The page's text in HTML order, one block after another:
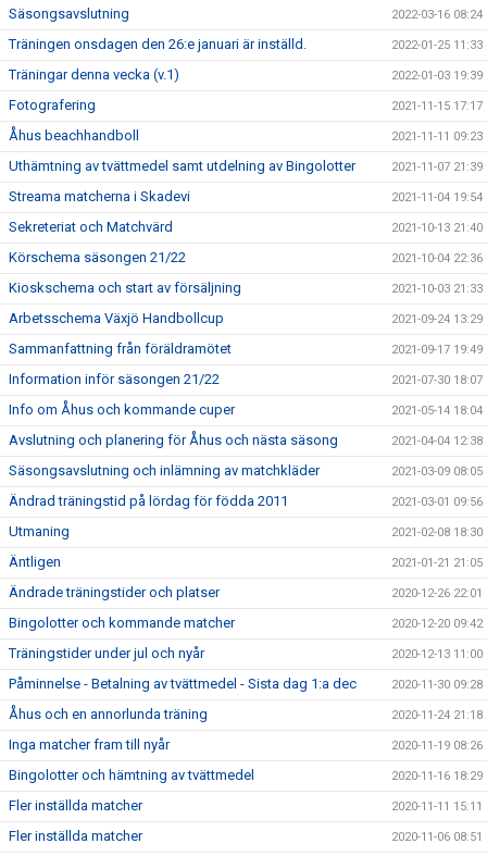
Säsongsavslutning 2022-03-16 08:24
Träningen onsdagen den 26:e januari är inställd. 2022-01-25 11:33
Träningar denna vecka (v.1) 2022-01-03 19:39
Fotografering 2021-11-15 17:17
Åhus beachhandboll 2021-11-11 09:23
Uthämtning av tvättmedel samt utdelning av Bingolotter 2021-11-07 21:39
Streama matcherna i Skadevi 2021-11-04 19:54
Sekreteriat och Matchvärd 2021-10-13 21:40
Körschema säsongen 21/22 2021-10-04 22:36
Kioskschema och start av försäljning 2021-10-03 21:33
Arbetsschema Växjö Handbollcup 2021-09-24 13:29
Sammanfattning från föräldramötet 2021-09-17 19:49
Information inför säsongen 21/22 2021-07-30 18:07
Info om Åhus och kommande cuper 2021-05-14 18:04
Avslutning och planering för Åhus och nästa säsong 2021-04-04 12:38
Säsongsavslutning och inlämning av matchkläder 2021-03-09 08:05
Ändrad träningstid på lördag för födda 2011 2021-03-01 09:56
Utmaning 2021-02-08 18:30
Äntligen 2021-01-21 21:05
Ändrade träningstider och platser 2020-12-26 22:01
Bingolotter och kommande matcher 2020-12-20 09:42
Träningstider under jul och nyår 2020-12-13 11:00
Påminnelse - Betalning av tvättmedel - Sista dag 1:a dec 2020-11-30 09:28
Åhus och en annorlunda träning 2020-11-24 21:18
Inga matcher fram till nyår 2020-11-19 08:26
Bingolotter och hämtning av tvättmedel 2020-11-16 18:29
Fler inställda matcher 2020-11-11 15:11
Fler inställda matcher 2020-11-06 08:51